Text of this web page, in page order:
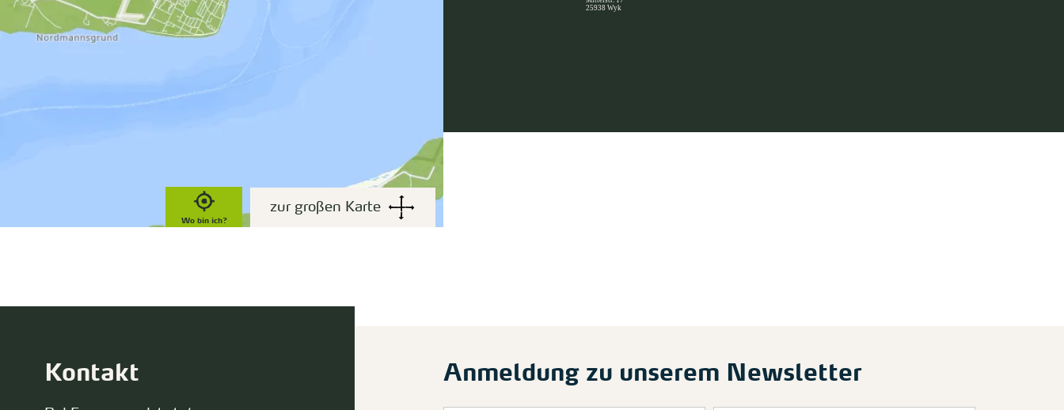
Wo bin ich?
zur großen Karte
25938 Wyk
Anmeldung zu unserem Newsletter
Kontakt